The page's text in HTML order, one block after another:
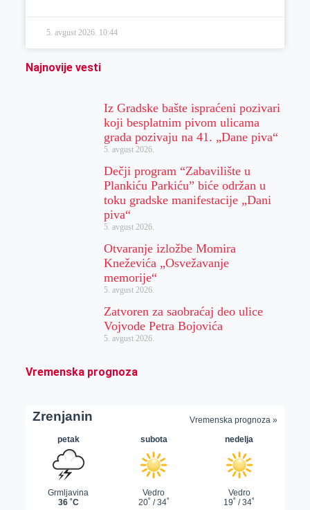
5. avgust 2026. 10:44
Najnovije vesti
Iz Gradske bašte ispraćeni pozivari
koji besplatnim pivom ulicama
grada pozivaju na 41. „Dane piva“
5. avgust 2026.
Dečji program “Zabavilište u
Plankiću Parkiću” biće održan u
toku gradske manifestacije „Dani
piva“
5. avgust 2026.
Otvaranje izložbe Momira
Kneževića „Osvežavanje
memorije“
5. avgust 2026.
Zatvoren za saobraćaj deo ulice
Vojvode Petra Bojovića
5. avgust 2026.
Vremenska prognoza